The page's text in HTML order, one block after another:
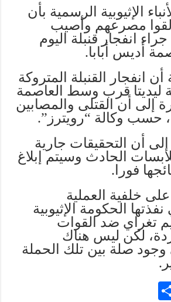
الإثيوبية الرسمية بأن
مصرعهم وأصيب
انفجار قنبلة اليوم
أديس أبابا.
انفجار القنبلة المتروكة
ليديتا قرب وسط العاصمة
إلى أن القتلى والمصابين
حسب وكالة “رويترز”.
إلى أن التحقيقات جارية
الحادث وسيتم إبلاغ
فورا.
خلفية العملية
الحكومة الإثيوبية
تغراي ضد القوات
لكن ليس هناك
صلة بين تلك الحملة